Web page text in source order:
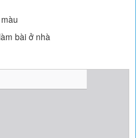
bài ở nhà